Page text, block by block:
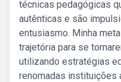
técnicas pedagógicas
autênticas e são
entusiasmo. Minha
trajetória para se
utilizando estratégias
renomadas instituições